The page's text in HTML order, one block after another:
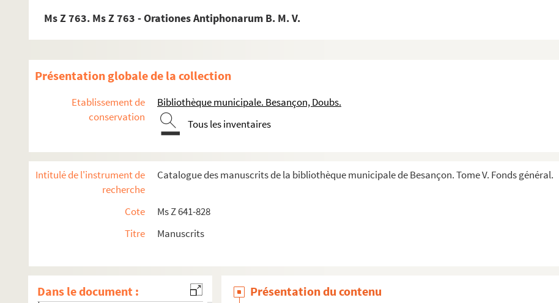
Ms Z 763. Ms Z 763 - Orationes Antiphonarum B. M. V.
Présentation globale de la collection
Etablissement de
conservation
Bibliothèque municipale. Besançon, Doubs.
Tous les inventaires
Intitulé de l'instrument de
recherche
Catalogue des manuscrits de la bibliothèque municipale de Besançon. Tome V. Fonds général.
Cote
Ms Z 641-828
Titre
Manuscrits
Dans le document :
Ms Z 745. Ms Z 745 - Jean et Micheline Bazaine. Lettres à Willy Grubben. 1949-1954
Ms Z 748. Ms Z 748 - Certificat de résidence pour François Mareschal. Besançon, 1793
Ms Z 750. Ms Z 750 - Factures adressées au général Gaston Brasier de Thuy, concernant son hôtel particulier, ...
Ms Z 751. Ms Z 751 - Liber precum ad usum parocciae SS. Mauricii et Donati
Ms Z 753. Ms Z 753 - Documents comtois divers. 1774-1915
Ms Z 754. Ms Z 754 - Jean Gigoux. Lettre à Charles Beauquier, 17 octobre 1861
Ms Z 758. Ms Z 758 - Mirabeau. Lettres à Sophie de Monnier. Lettre de son père. Lettres le concernant. 1775-1...
Ms Z 760. Ms Z 760 - Joseph Léopold Hugo. Lettre à Joseph Bonaparte, Bastia, 18 février 1803
Ms Z 761. Ms Z 761 - Claude Le Coz, archevêque de Besançon. Lettres au ministère des cultes, Besançon, 1802-1...
Présentation du contenu